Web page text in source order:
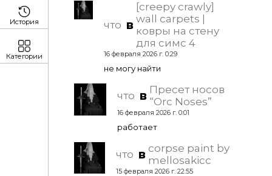
что в
[creepy crawly]
wall carpets |
ковры на стену
для симс 4
16 февраля 2026 г. 0:29
не могу найти
что в Пресет носов
“Orc Noses”
16 февраля 2026 г. 0:01
работает
что в corpse paint by
mellosakicc
15 февраля 2026 г. 22:55
История
Категории